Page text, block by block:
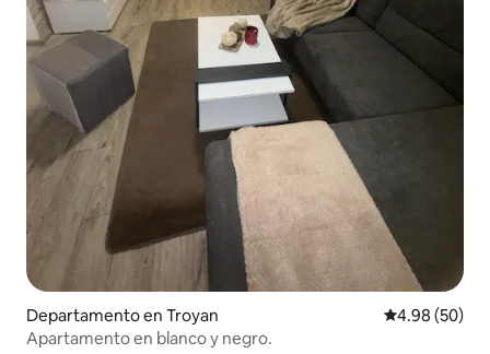
Departamento en Troyan Calificación
4.98 (50)
Apartamento en blanco y negro.